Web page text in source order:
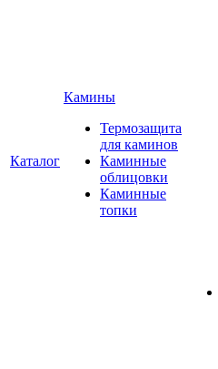
Каталог
Камины
Термозащита
для каминов
Каминные
облицовки
Каминные
топки